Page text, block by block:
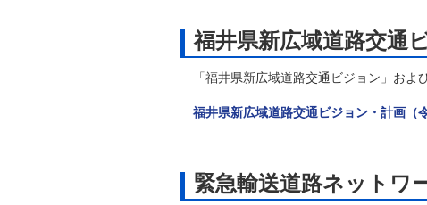
福井県新広域道路交通
「福井県新広域道路交通ビジョン」およ
福井県新広域道路交通ビジョン・計画（
緊急輸送道路ネットワ